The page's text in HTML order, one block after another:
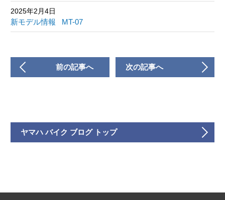
2025年2月4日
新モデル情報 MT-07
前の記事へ 次の記事へ
ヤマハ バイク ブログ トップ